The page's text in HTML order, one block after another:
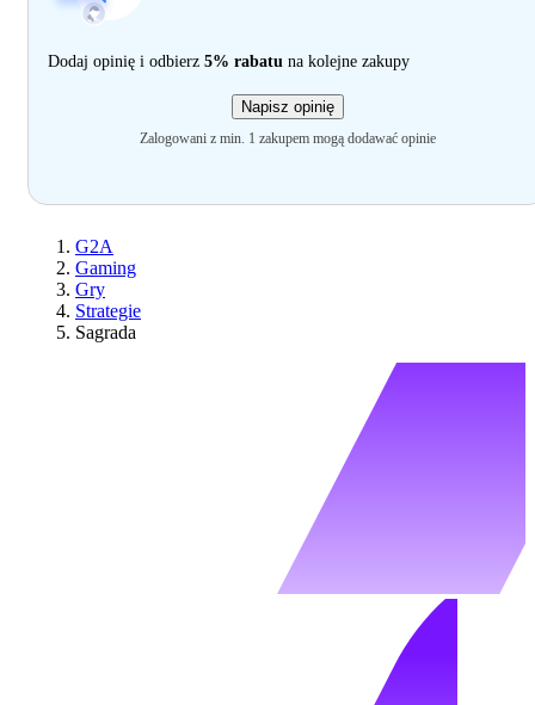
Dodaj opinię i odbierz 5% rabatu na kolejne zakupy
Napisz opinię
Zalogowani z min. 1 zakupem mogą dodawać opinie
G2A
Gaming
Gry
Strategie
Sagrada